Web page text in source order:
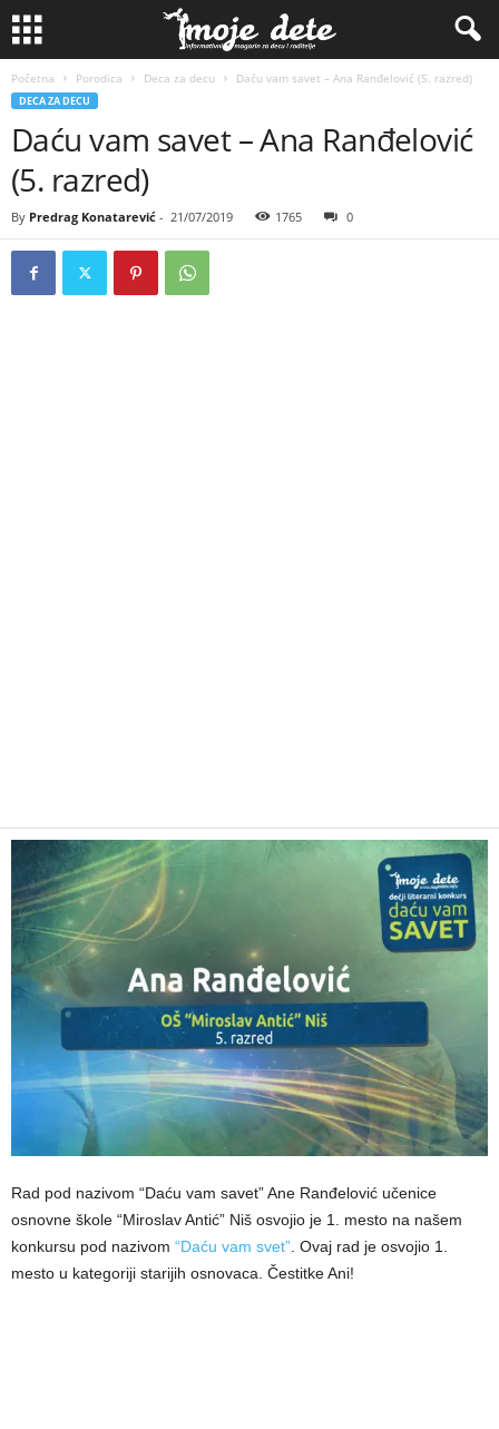
Početna Porodica Deca za decu Daću vam savet – Ana Ranđelović (5. razred)
DECA ZA DECU
Daću vam savet – Ana Ranđelović
(5. razred)
By Predrag Konatarević - 21/07/2019 1765 0
Rad pod nazivom “Daću vam savet” Ane Ranđelović učenice
osnovne škole “Miroslav Antić” Niš osvojio je 1. mesto na našem
konkursu pod nazivom “Daću vam svet”. Ovaj rad je osvojio 1.
mesto u kategoriji starijih osnovaca. Čestitke Ani!